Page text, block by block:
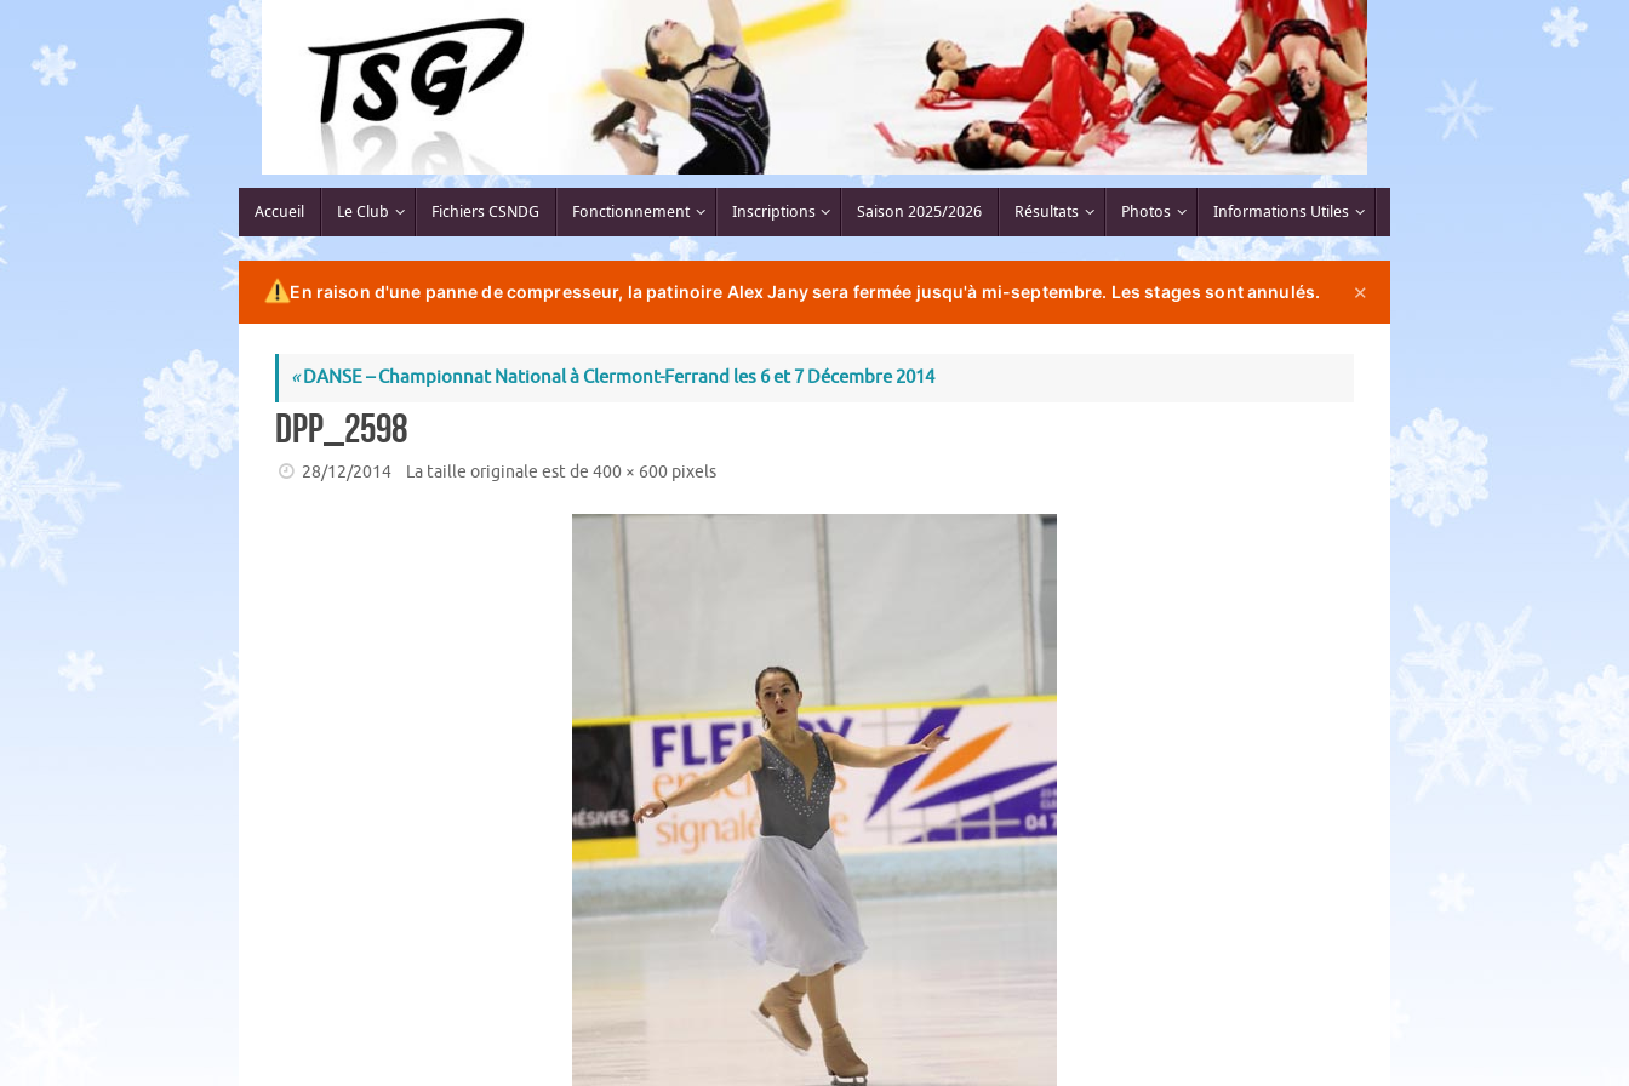
contenu
contenu
Accueil Le Club Fichiers CSNDG Fonctionnement Inscriptions Saison 2025/2026 Résultats Photos Informations Utiles
En raison d'une panne de compresseur, la patinoire Alex Jany sera fermée jusqu'à mi-septembre. Les stages sont annulés. ✕
«DANSE – Championnat National à Clermont-Ferrand les 6 et 7 Décembre 2014
DPP_2598
28/12/2014 La taille originale est de400 × 600 pixels